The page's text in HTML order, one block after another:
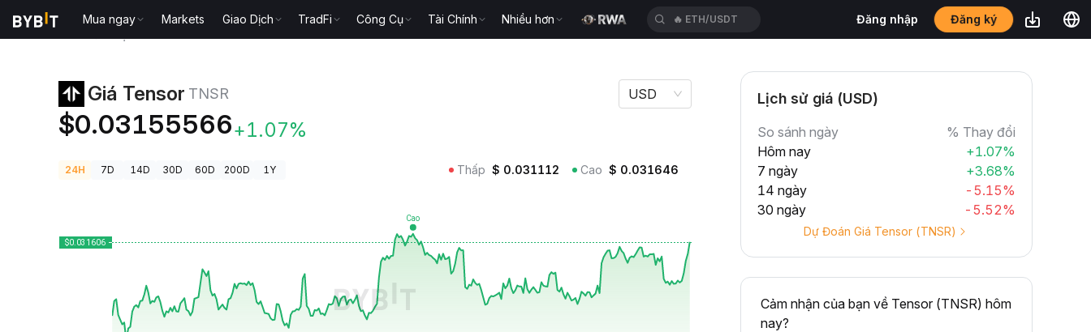
Mua ngay Markets Giao Dịch TradFi Công Cụ Tài Chính Nhiều hơn 🔥 ETH/USDT Đăng nhập Đăng ký
Giá Tensor TNSR
$0.03155566+1.07%
USD
24H 7D 14D 30D 60D 200D 1Y Thấp $ 0.031112 Cao $ 0.031646
Lịch sử giá (USD)
So sánh ngày
% Thay đổi
Hôm nay
+1.07%
7 ngày
+3.68%
14 ngày
-5.15%
30 ngày
-5.52%
Dự Đoán Giá Tensor (TNSR)
Cảm nhận của bạn về Tensor (TNSR) hôm
nay?